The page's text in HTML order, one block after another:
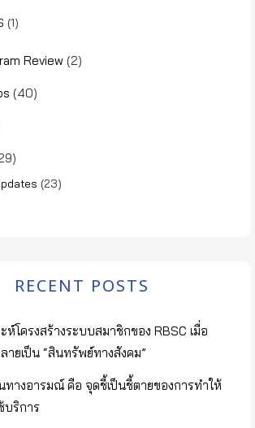
(1)
Review (2)
(40)
(23)
RECENT POSTS
ห์โครงสร้างระบบสมาชิกของ RBSC เมื่อ
ายเป็น “สินทรัพย์ทางสังคม”
ทางอารมณ์ คือ จุดชี้เป็นชี้ตายของการทำให้
บริการ